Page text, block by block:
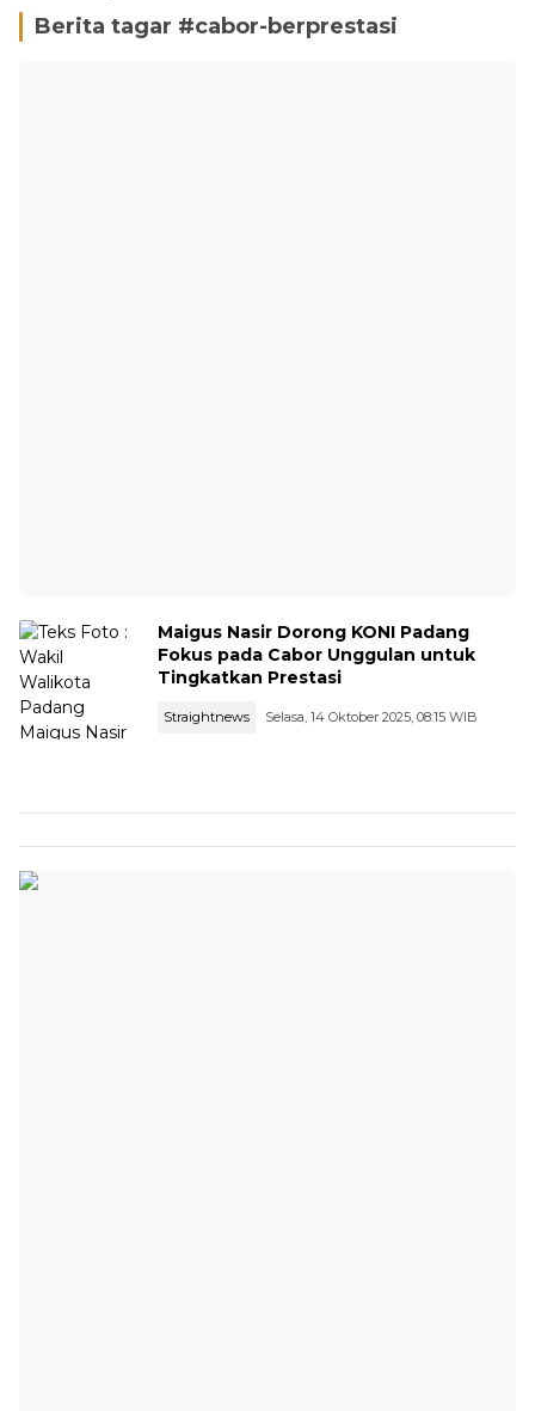
Berita tagar #cabor-berprestasi
Maigus Nasir Dorong KONI Padang
Fokus pada Cabor Unggulan untuk
Tingkatkan Prestasi
Straightnews Selasa, 14 Oktober 2025, 08:15 WIB